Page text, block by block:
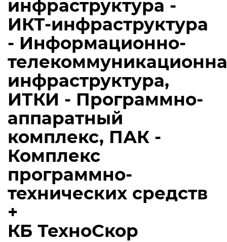
инфраструктура -
ИКТ-инфраструктура
- Информационно-
инфраструктура,
ИТКИ - Программно-
аппаратный
комплекс, ПАК -
Комплекс
программно-
технических средств
+
КБ ТехноСкор